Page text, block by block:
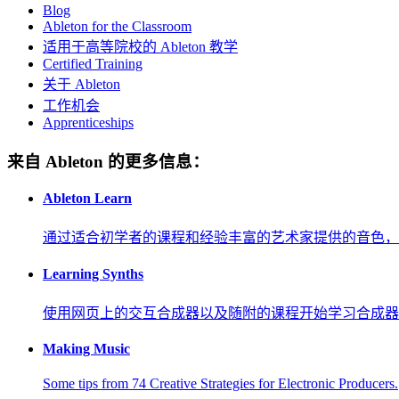
Blog
Ableton for the Classroom
适用于高等院校的 Ableton 教学
Certified Training
关于 Ableton
工作机会
Apprenticeships
来自 Ableton 的更多信息：
Ableton Learn
通过适合初学者的课程和经验丰富的艺术家提供的音色，
Learning Synths
使用网页上的交互合成器以及随附的课程开始学习合成器
Making Music
Some tips from 74 Creative Strategies for Electronic Producers.